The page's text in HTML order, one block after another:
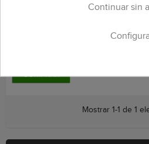
Automatiza la actualización de tu
Facebook e Instagram. Usa tu
COMPRAR
Mostrar 1-1 de 1
Continuar sin